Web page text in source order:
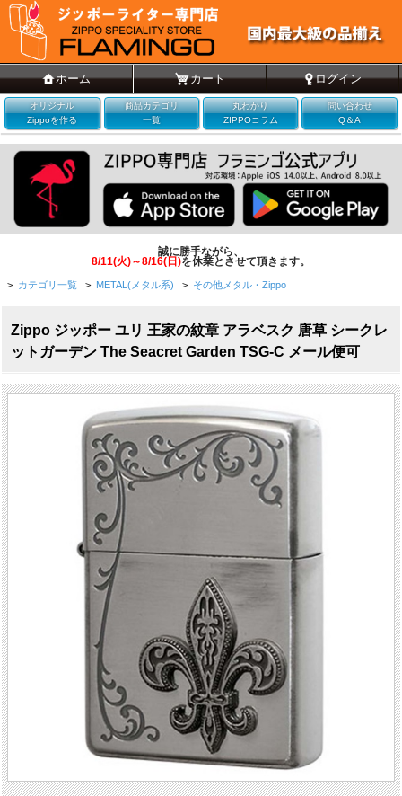
ホーム カート ログイン
オリジナル
Zippoを作る
商品カテゴリ
一覧
丸わかり
ZIPPOコラム
問い合わせ
Q＆A
誠に勝手ながら、
8/11(火)～8/16(日)を休業とさせて頂きます。
> カテゴリ一覧 > METAL(メタル系) > その他メタル・Zippo
Zippo ジッポー ユリ 王家の紋章 アラベスク 唐草 シークレ
ットガーデン The Seacret Garden TSG-C メール便可